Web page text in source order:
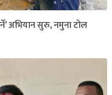
अभियान सुरु, नमुना टोल